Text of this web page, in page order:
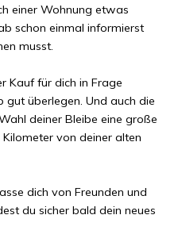
einer Wohnung etwas
schon einmal informierst
musst.
Kauf für dich in Frage
überlegen. Und auch die
deiner Bleibe eine große
von deiner alten
dich von Freunden und
du sicher bald dein neues